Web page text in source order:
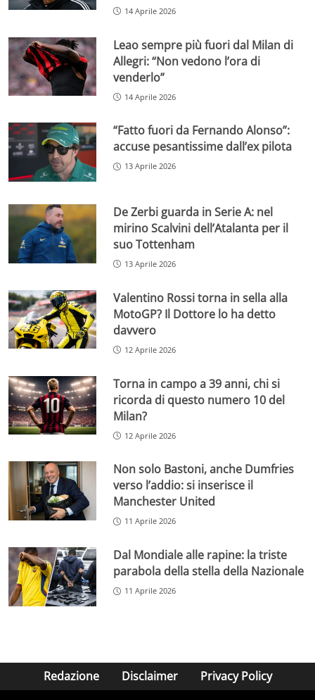
14 Aprile 2026
Leao sempre più fuori dal Milan di
Allegri: “Non vedono l’ora di
venderlo”
14 Aprile 2026
“Fatto fuori da Fernando Alonso”:
accuse pesantissime dall’ex pilota
13 Aprile 2026
De Zerbi guarda in Serie A: nel
mirino Scalvini dell’Atalanta per il
suo Tottenham
13 Aprile 2026
Valentino Rossi torna in sella alla
MotoGP? Il Dottore lo ha detto
davvero
12 Aprile 2026
Torna in campo a 39 anni, chi si
ricorda di questo numero 10 del
Milan?
12 Aprile 2026
Non solo Bastoni, anche Dumfries
verso l’addio: si inserisce il
Manchester United
11 Aprile 2026
Dal Mondiale alle rapine: la triste
parabola della stella della Nazionale
11 Aprile 2026
Redazione Disclaimer Privacy Policy